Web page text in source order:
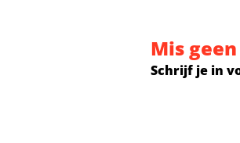
Mis
Schrijf je in